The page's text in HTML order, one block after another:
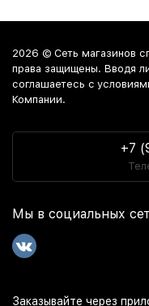
2026 © Сеть магазинов
права защищены. Вводя
соглашаетесь c
Компании.
+7
Мы в социальных
Заказывайте через